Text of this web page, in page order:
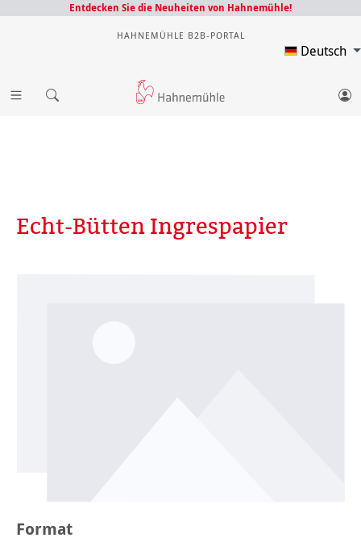
Entdecken Sie die Neuheiten von Hahnemühle!
HAHNEMÜHLE B2B-PORTAL
Deutsch
Echt-Bütten Ingrespapier
Formatauswählen